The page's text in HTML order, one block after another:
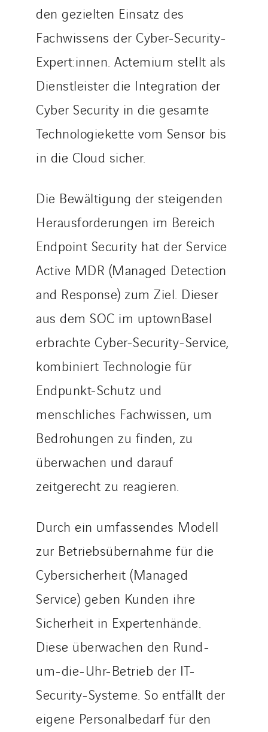
den gezielten Einsatz des
Fachwissens der Cyber-Security-
Expert:innen. Actemium stellt als
Dienstleister die Integration der
Cyber Security in die gesamte
Technologiekette vom Sensor bis
in die Cloud sicher.
Die Bewältigung der steigenden
Herausforderungen im Bereich
Endpoint Security hat der Service
Active MDR (Managed Detection
and Response) zum Ziel. Dieser
aus dem SOC im uptownBasel
erbrachte Cyber-Security-Service,
kombiniert Technologie für
Endpunkt-Schutz und
menschliches Fachwissen, um
Bedrohungen zu finden, zu
überwachen und darauf
zeitgerecht zu reagieren.
Durch ein umfassendes Modell
zur Betriebsübernahme für die
Cybersicherheit (Managed
Service) geben Kunden ihre
Sicherheit in Expertenhände.
Diese überwachen den Rund-
um-die-Uhr-Betrieb der IT-
Security-Systeme. So entfällt der
eigene Personalbedarf für den